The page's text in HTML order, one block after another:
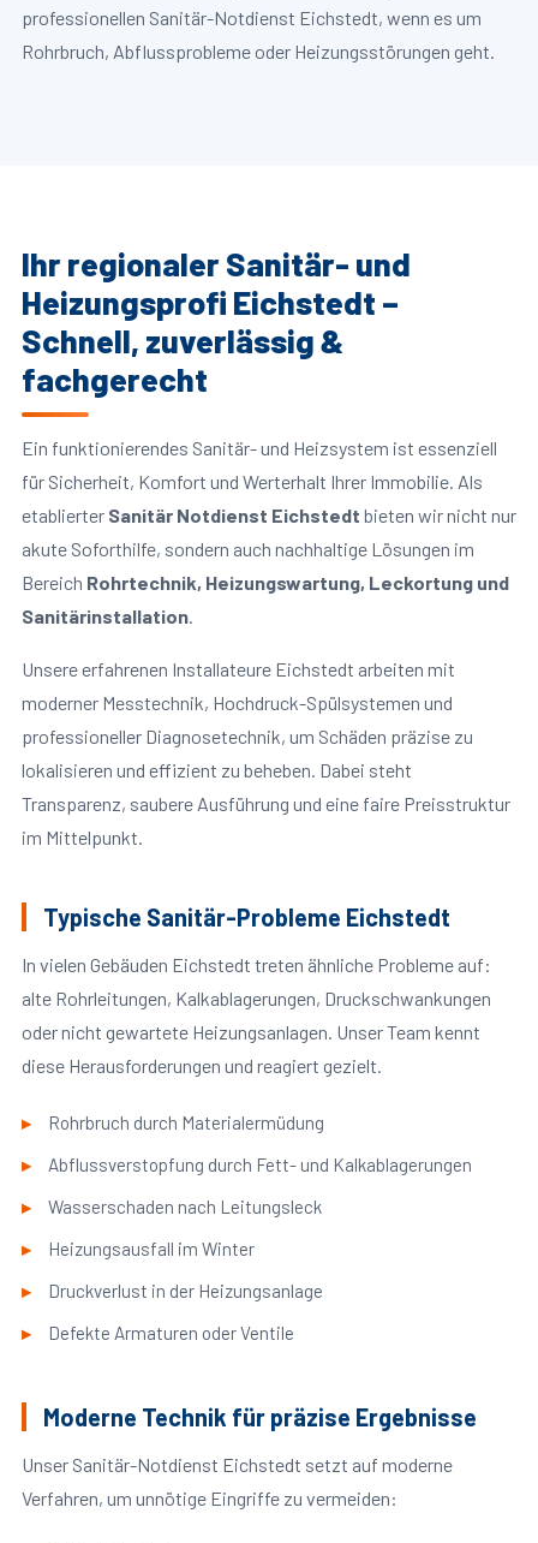
professionellen Sanitär-Notdienst Eichstedt, wenn es um
Rohrbruch, Abflussprobleme oder Heizungsstörungen geht.
Ihr regionaler Sanitär- und
Heizungsprofi Eichstedt –
Schnell, zuverlässig &
fachgerecht
Ein funktionierendes Sanitär- und Heizsystem ist essenziell
für Sicherheit, Komfort und Werterhalt Ihrer Immobilie. Als
etablierter Sanitär Notdienst Eichstedt bieten wir nicht nur
akute Soforthilfe, sondern auch nachhaltige Lösungen im
Bereich Rohrtechnik, Heizungswartung, Leckortung und
Sanitärinstallation.
Unsere erfahrenen Installateure Eichstedt arbeiten mit
moderner Messtechnik, Hochdruck-Spülsystemen und
professioneller Diagnosetechnik, um Schäden präzise zu
lokalisieren und effizient zu beheben. Dabei steht
Transparenz, saubere Ausführung und eine faire Preisstruktur
im Mittelpunkt.
Typische Sanitär-Probleme Eichstedt
In vielen Gebäuden Eichstedt treten ähnliche Probleme auf:
alte Rohrleitungen, Kalkablagerungen, Druckschwankungen
oder nicht gewartete Heizungsanlagen. Unser Team kennt
diese Herausforderungen und reagiert gezielt.
Rohrbruch durch Materialermüdung
Abflussverstopfung durch Fett- und Kalkablagerungen
Wasserschaden nach Leitungsleck
Heizungsausfall im Winter
Druckverlust in der Heizungsanlage
Defekte Armaturen oder Ventile
Moderne Technik für präzise Ergebnisse
Unser Sanitär-Notdienst Eichstedt setzt auf moderne
Verfahren, um unnötige Eingriffe zu vermeiden: